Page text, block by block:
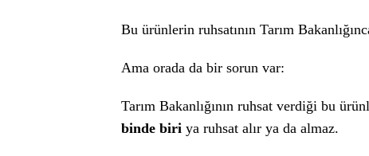
Bu ürünlerin ruhsatının Tarım
Ama orada da bir sorun var:
Tarım Bakanlığının ruhsat verdiği bu
binde biri ya ruhsat alır ya da almaz.